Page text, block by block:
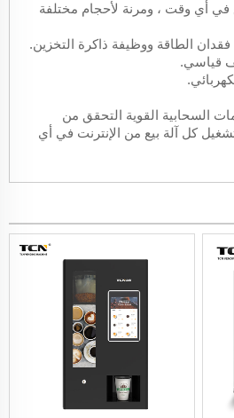
في أي وقت ، ومرنة لأحجام مختلفة
الطاقة ووظيفة ذاكرة التخزين.
قياسي.
السحابية القوية التحقق من
كل آلة بيع من الإنترنت في أي